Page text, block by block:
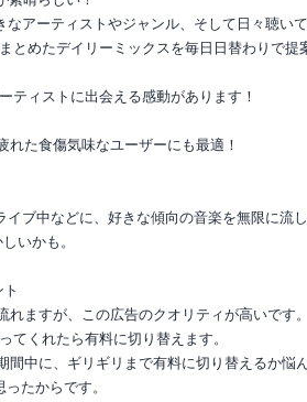
なアーティストやジャンル、そして日々聴い
とめたデイリーミックスを毎日日替わりで提
ティストに出会える感動があります！
れた食傷気味なユーザーにも最適！
ブ中などに、好きな傾向の音楽を無限に流し
いかも。
ますが、この広告のクオリティが高いです。
てくれたら有料に切り替えます。
間中に、ギリギリまで有料に切り替えるか悩
たからです。